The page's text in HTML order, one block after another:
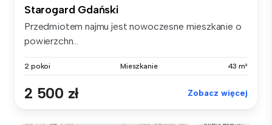
Starogard Gdański
Przedmiotem najmu jest nowoczesne mieszkanie o
powierzchn...
2 pokoi Mieszkanie 43 m²
2 500 zł Zobacz więcej